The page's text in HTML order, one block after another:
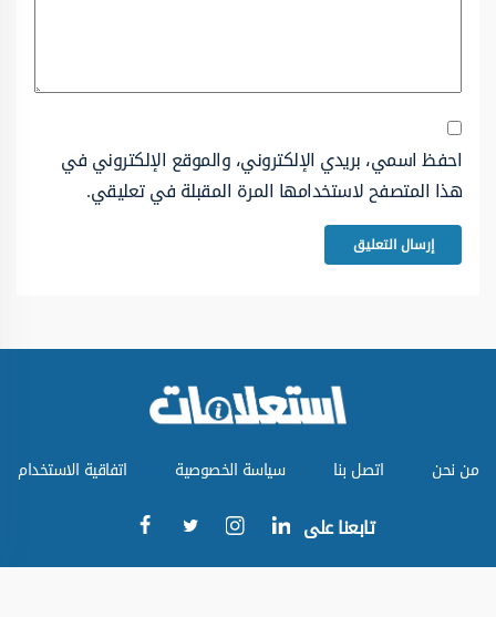
احفظ اسمي، بريدي الإلكتروني، والموقع الإلكتروني في
هذا المتصفح لاستخدامها المرة المقبلة في تعليقي.
من نحن اتصل بنا سياسة الخصوصية اتفاقية الاستخدام
تابعنا على